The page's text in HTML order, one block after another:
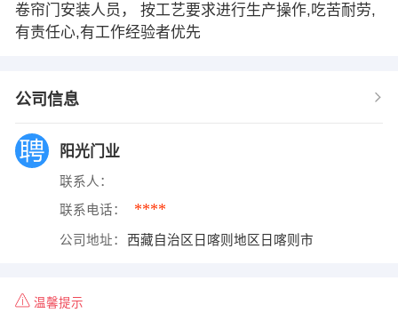
卷帘门安装人员， 按工艺要求进行生产操作,吃苦耐劳,
有责任心,有工作经验者优先
公司信息
阳光门业
联系人：
联系电话： ****
公司地址： 西藏自治区日喀则地区日喀则市
温馨提示